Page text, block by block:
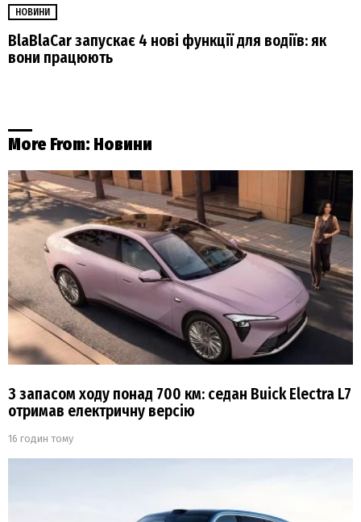
НОВИНИ
BlaBlaCar запускає 4 нові функції для водіїв: як
вони працюють
More From: Новини
З запасом ходу понад 700 км: седан Buick Electra L7
отримав електричну версію
16 годин тому